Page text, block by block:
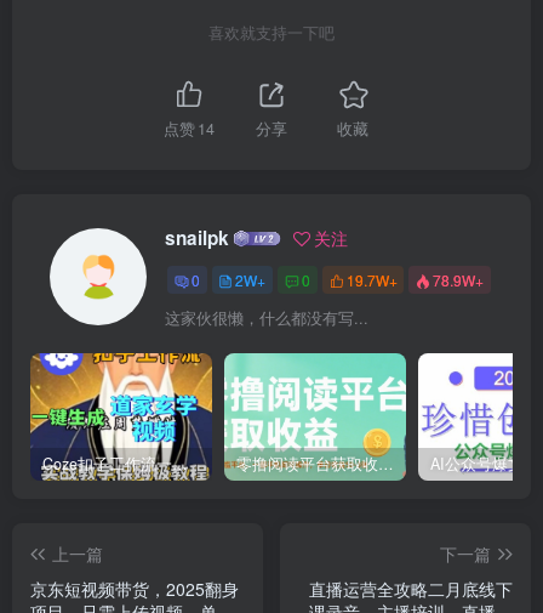
喜欢就支持一下吧
点赞14 分享 收藏
snailpk 关注
0 2W+ 0 19.7W+ 78.9W+
这家伙很懒，什么都没有写...
Coze扣子工作流一键生成道家玄学短视频，实战保姆级教程 零撸阅读平台获取收益，最新无门槛平台，一部手机即可操作，单日收益50-3张【揭秘】
上一篇
京东短视频带货，2025翻身
下一篇
直播运营全攻略二月底线下